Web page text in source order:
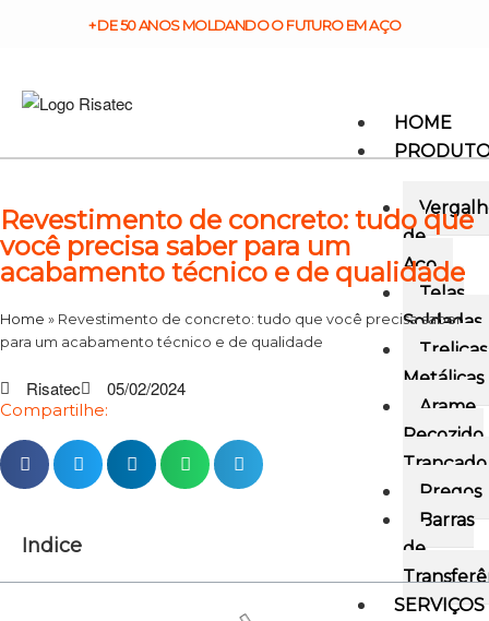
+ DE 50 ANOS MOLDANDO O FUTURO EM AÇO
HOME
de
Aço
Telas
Soldadas
Treliças
Metálicas
Arame
Recozido
Trançado
Pregos
Barras
de
SERVIÇOS
Revestimento de concreto: tudo que
você precisa saber para um
acabamento técnico e de qualidade
Home » Revestimento de concreto: tudo que você precisa saber
para um acabamento técnico e de qualidade
Risatec 05/02/2024
Compartilhe:
Indice